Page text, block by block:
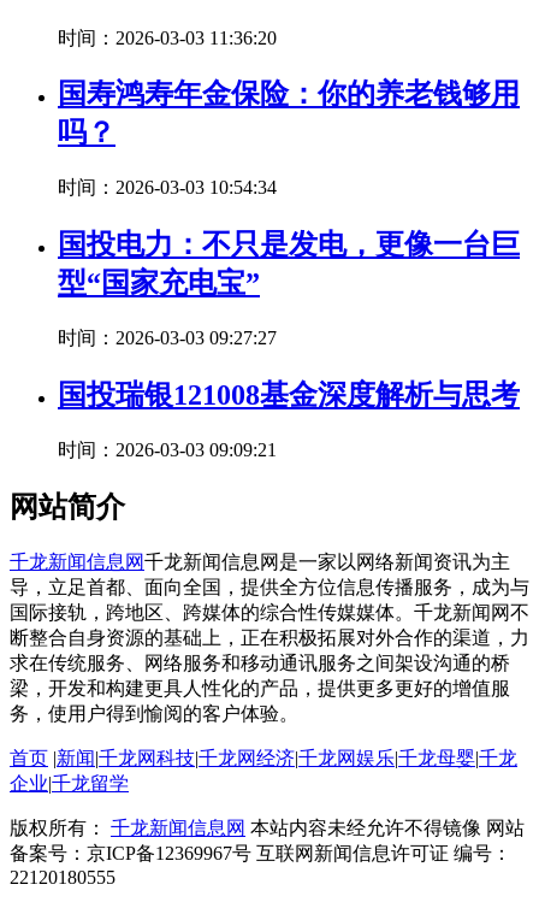
时间：2026-03-03 11:36:20
国寿鸿寿年金保险：你的养老钱够用
吗？
时间：2026-03-03 10:54:34
国投电力：不只是发电，更像一台巨
型“国家充电宝”
时间：2026-03-03 09:27:27
国投瑞银121008基金深度解析与思考
时间：2026-03-03 09:09:21
网站简介
千龙新闻信息网千龙新闻信息网是一家以网络新闻资讯为主
导，立足首都、面向全国，提供全方位信息传播服务，成为与
国际接轨，跨地区、跨媒体的综合性传媒媒体。千龙新闻网不
断整合自身资源的基础上，正在积极拓展对外合作的渠道，力
求在传统服务、网络服务和移动通讯服务之间架设沟通的桥
梁，开发和构建更具人性化的产品，提供更多更好的增值服
务，使用户得到愉阅的客户体验。
首页 |新闻|千龙网科技|千龙网经济|千龙网娱乐|千龙母婴|千龙
企业|千龙留学
版权所有： 千龙新闻信息网 本站内容未经允许不得镜像 网站
备案号：京ICP备12369967号 互联网新闻信息许可证 编号：
22120180555